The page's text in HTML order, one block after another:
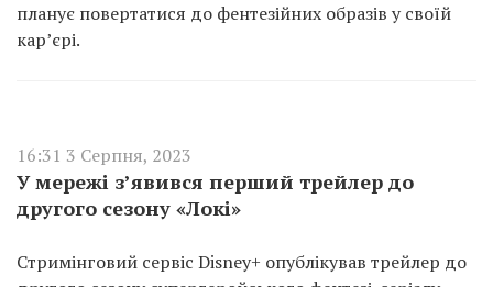
планує повертатися до фентезійних образів у своїй
кар’єрі.
16:31 3 Серпня, 2023
У мережі з’явився перший трейлер до
другого сезону «Локі»
Стримінговий сервіс Disney+ опублікував трейлер до